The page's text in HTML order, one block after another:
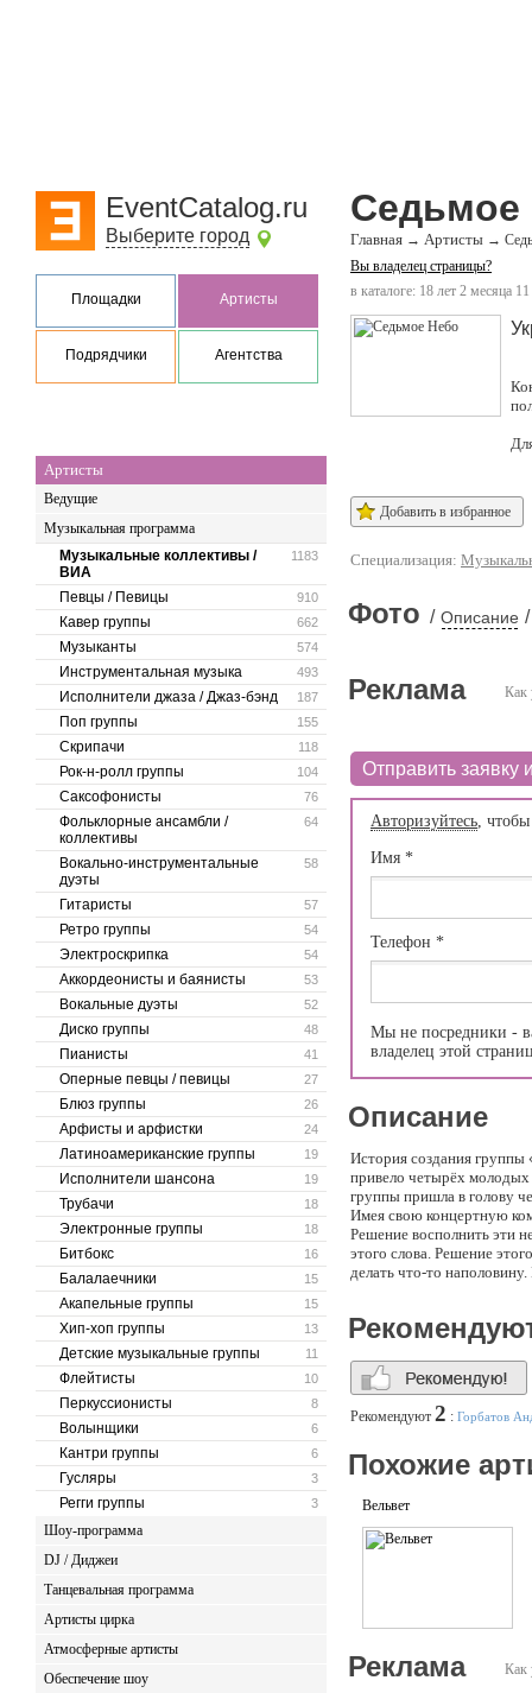
EventCatalog.ru
Выберите город
Площадки Артисты
Подрядчики Агентства
Артисты
Ведущие
Музыкальная программа
1183
Музыкальные коллективы /
ВИА
910
Певцы / Певицы
662
Кавер группы
574
Музыканты
493
Инструментальная музыка
187
Исполнители джаза / Джаз-бэнд
155
Поп группы
118
Скрипачи
104
Рок-н-ролл группы
76
Саксофонисты
64
Фольклорные ансамбли /
коллективы
58
Вокально-инструментальные
дуэты
57
Гитаристы
54
Ретро группы
54
Электроскрипка
53
Аккордеонисты и баянисты
52
Вокальные дуэты
48
Диско группы
41
Пианисты
27
Оперные певцы / певицы
26
Блюз группы
24
Арфисты и арфистки
19
Латиноамериканские группы
19
Исполнители шансона
18
Трубачи
18
Электронные группы
16
Битбокс
15
Балалаечники
15
Акапельные группы
13
Хип-хоп группы
11
Детские музыкальные группы
10
Флейтисты
8
Перкуссионисты
6
Волынщики
6
Кантри группы
3
Гусляры
3
Регги группы
Шоу-программа
DJ / Диджеи
Танцевальная программа
Артисты цирка
Атмосферные артисты
Обеспечение шоу
Седьмое
Главная → Артисты →
Вы владелец страницы?
в каталоге: 18 лет 2 месяца
Добавить в избранное
Специализация:
Фото / Описание /
Как
Реклама
Отправить заявку
Авторизуйтесь,
Имя *
Телефон *
Мы не посредники -
владелец этой
Описание
История создания
привело четырёх
группы пришла в голову
Имея свою концертную
Решение восполнить эти
этого слова. Решение
делать что-то
Девушки – претендентки
Очень многим так и не
не напрасен. - 4
его изначально так, что
Марина – эти 4 имени в
получится… - почему?
создания этого
своим творчеством и
за их творчеством.
Рекомендуют 2 : Горбатов
Похожие
Вельвет
Как
Реклама